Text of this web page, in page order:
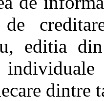
de
editia
dintre